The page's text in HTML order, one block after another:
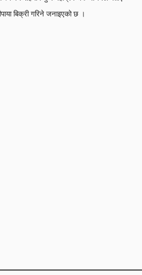
बिक्री गरिने जनाइएको छ ।